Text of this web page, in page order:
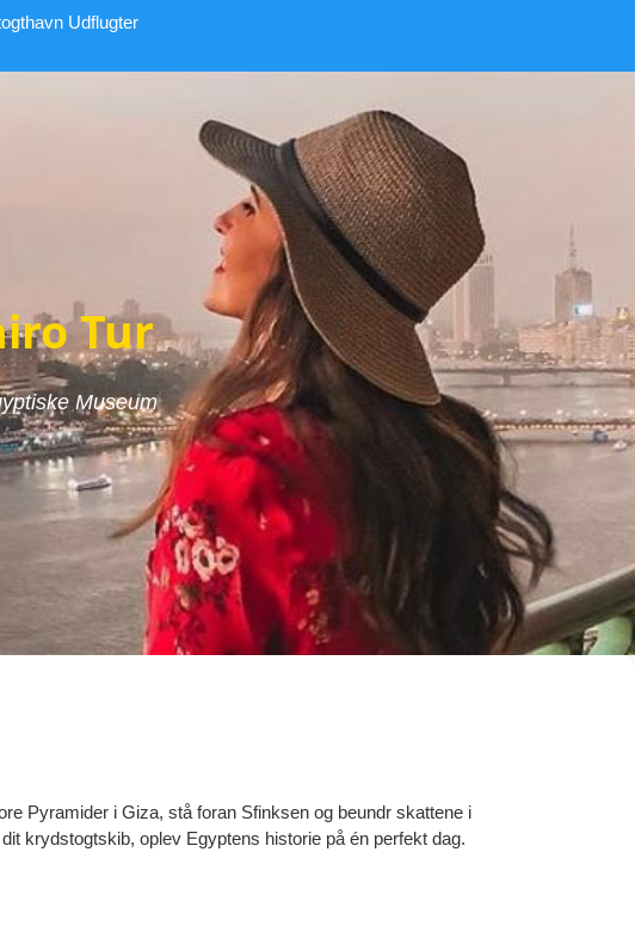
Udflugter
Tur
Museum
Pyramider i Giza, stå foran Sfinksen og beundr skattene i
krydstogtskib, oplev Egyptens historie på én perfekt dag.